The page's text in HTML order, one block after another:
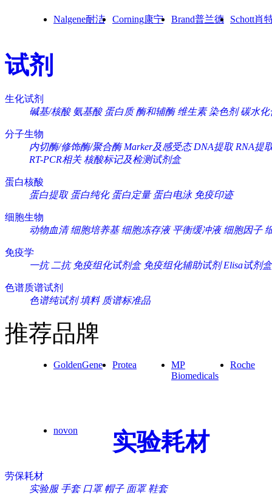
Nalgene耐洁 Corning康宁 Brand普兰德 Schott肖
试剂
生化试剂
碱基/核酸 氨基酸 蛋白质 酶和辅酶 维生素 染色剂 碳水化
分子生物
内切酶/修饰酶/聚合酶 Marker及感受态 DNA提取 RNA提
RT-PCR相关 核酸标记及检测试剂盒
蛋白核酸
蛋白提取 蛋白纯化 蛋白定量 蛋白电泳 免疫印迹
细胞生物
动物血清 细胞培养基 细胞冻存液 平衡缓冲液 细胞因子
免疫学
一抗 二抗 免疫组化试剂盒 免疫组化辅助试剂 Elisa试剂盒
色谱质谱试剂
色谱纯试剂 填料 质谱标准品
推荐品牌
GoldenGene Protea
MP
Biomedicals
Roche
novon 实验耗材
劳保耗材
实验服 手套 口罩 帽子 面罩 鞋套